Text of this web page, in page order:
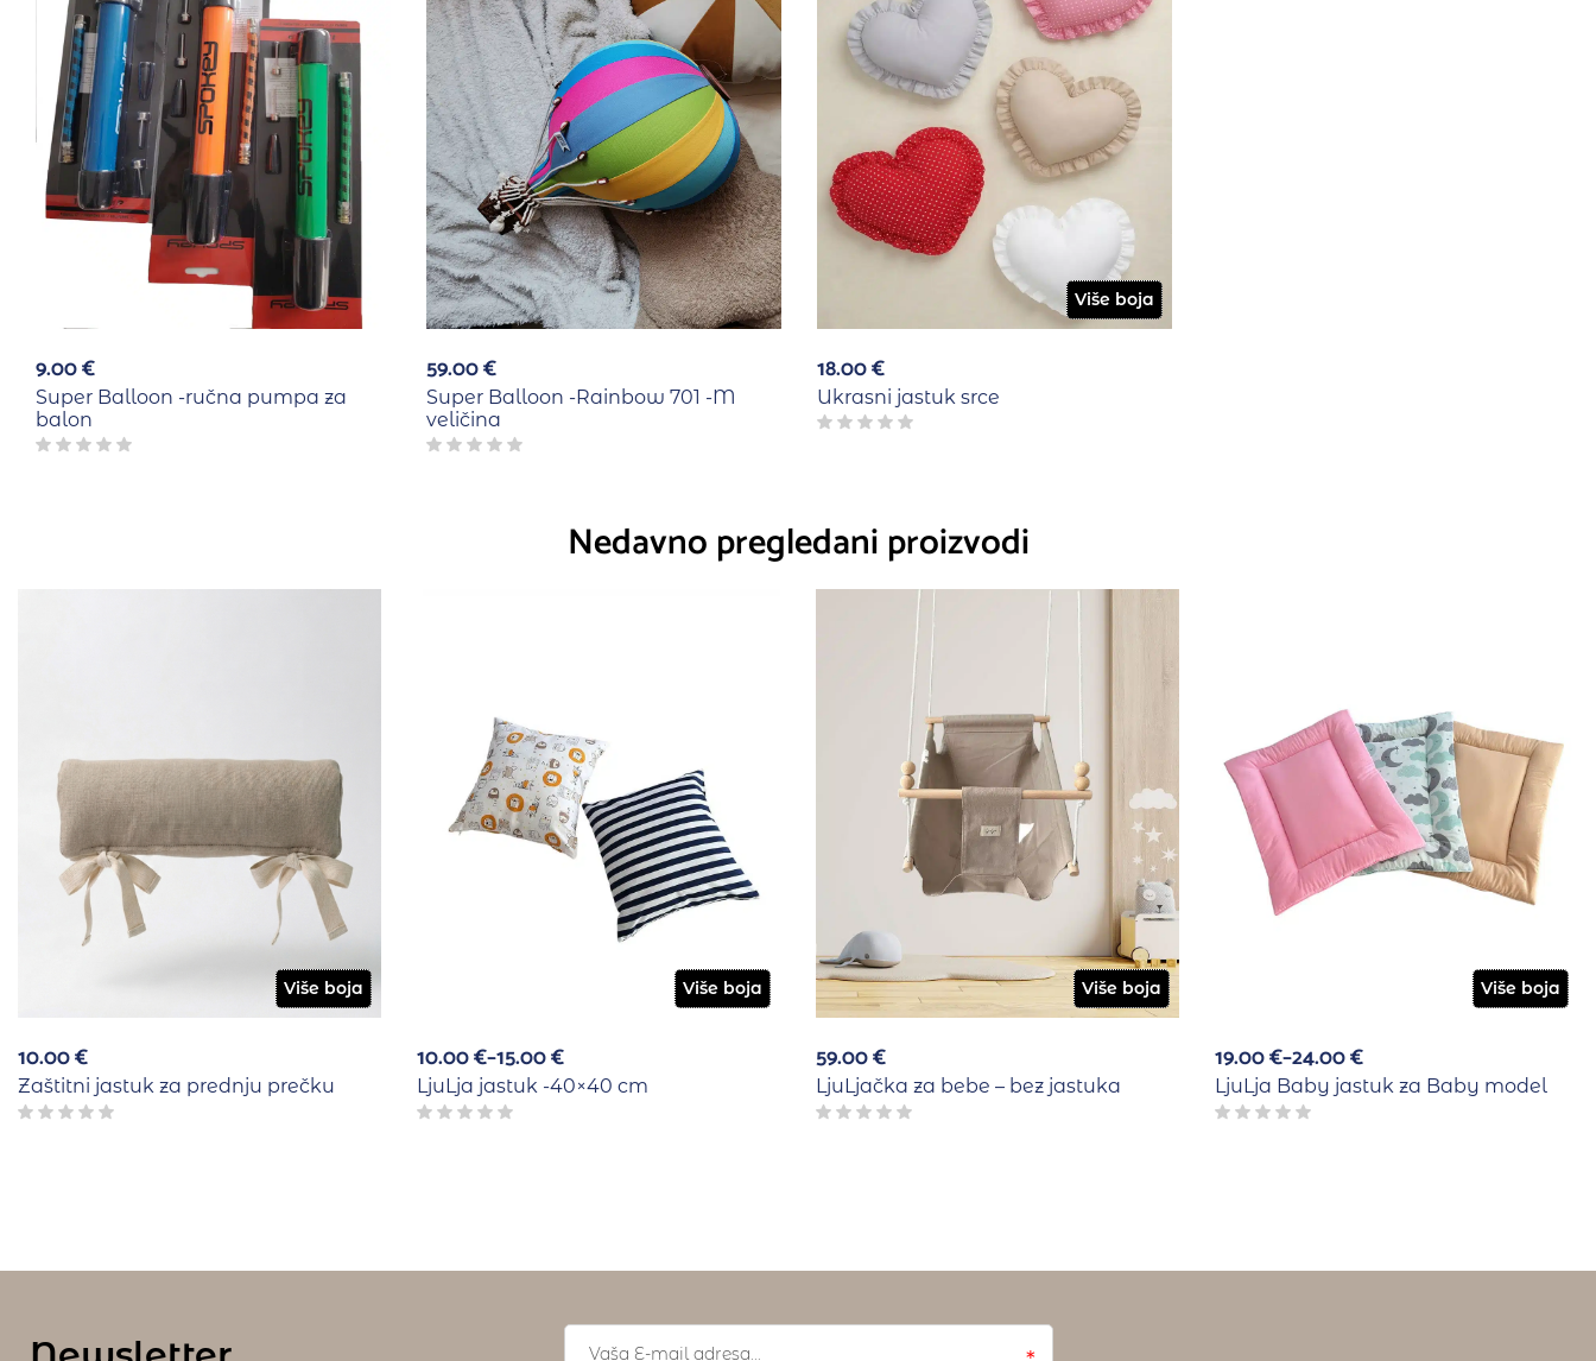
9.00€
Super Balloon -ručna pumpa za
balon
59.00€
Super Balloon -Rainbow 701 -M
veličina
Više boja
18.00€
Ukrasni jastuk srce
Nedavno pregledani proizvodi
Više boja
10.00€
Zaštitni jastuk za prednju prečku
Više boja
10.00€–15.00€
LjuLja jastuk -40×40 cm
Više boja
59.00€
LjuLjačka za bebe – bez jastuka
Više boja
19.00€–24.00€
LjuLja Baby jastuk za Baby model